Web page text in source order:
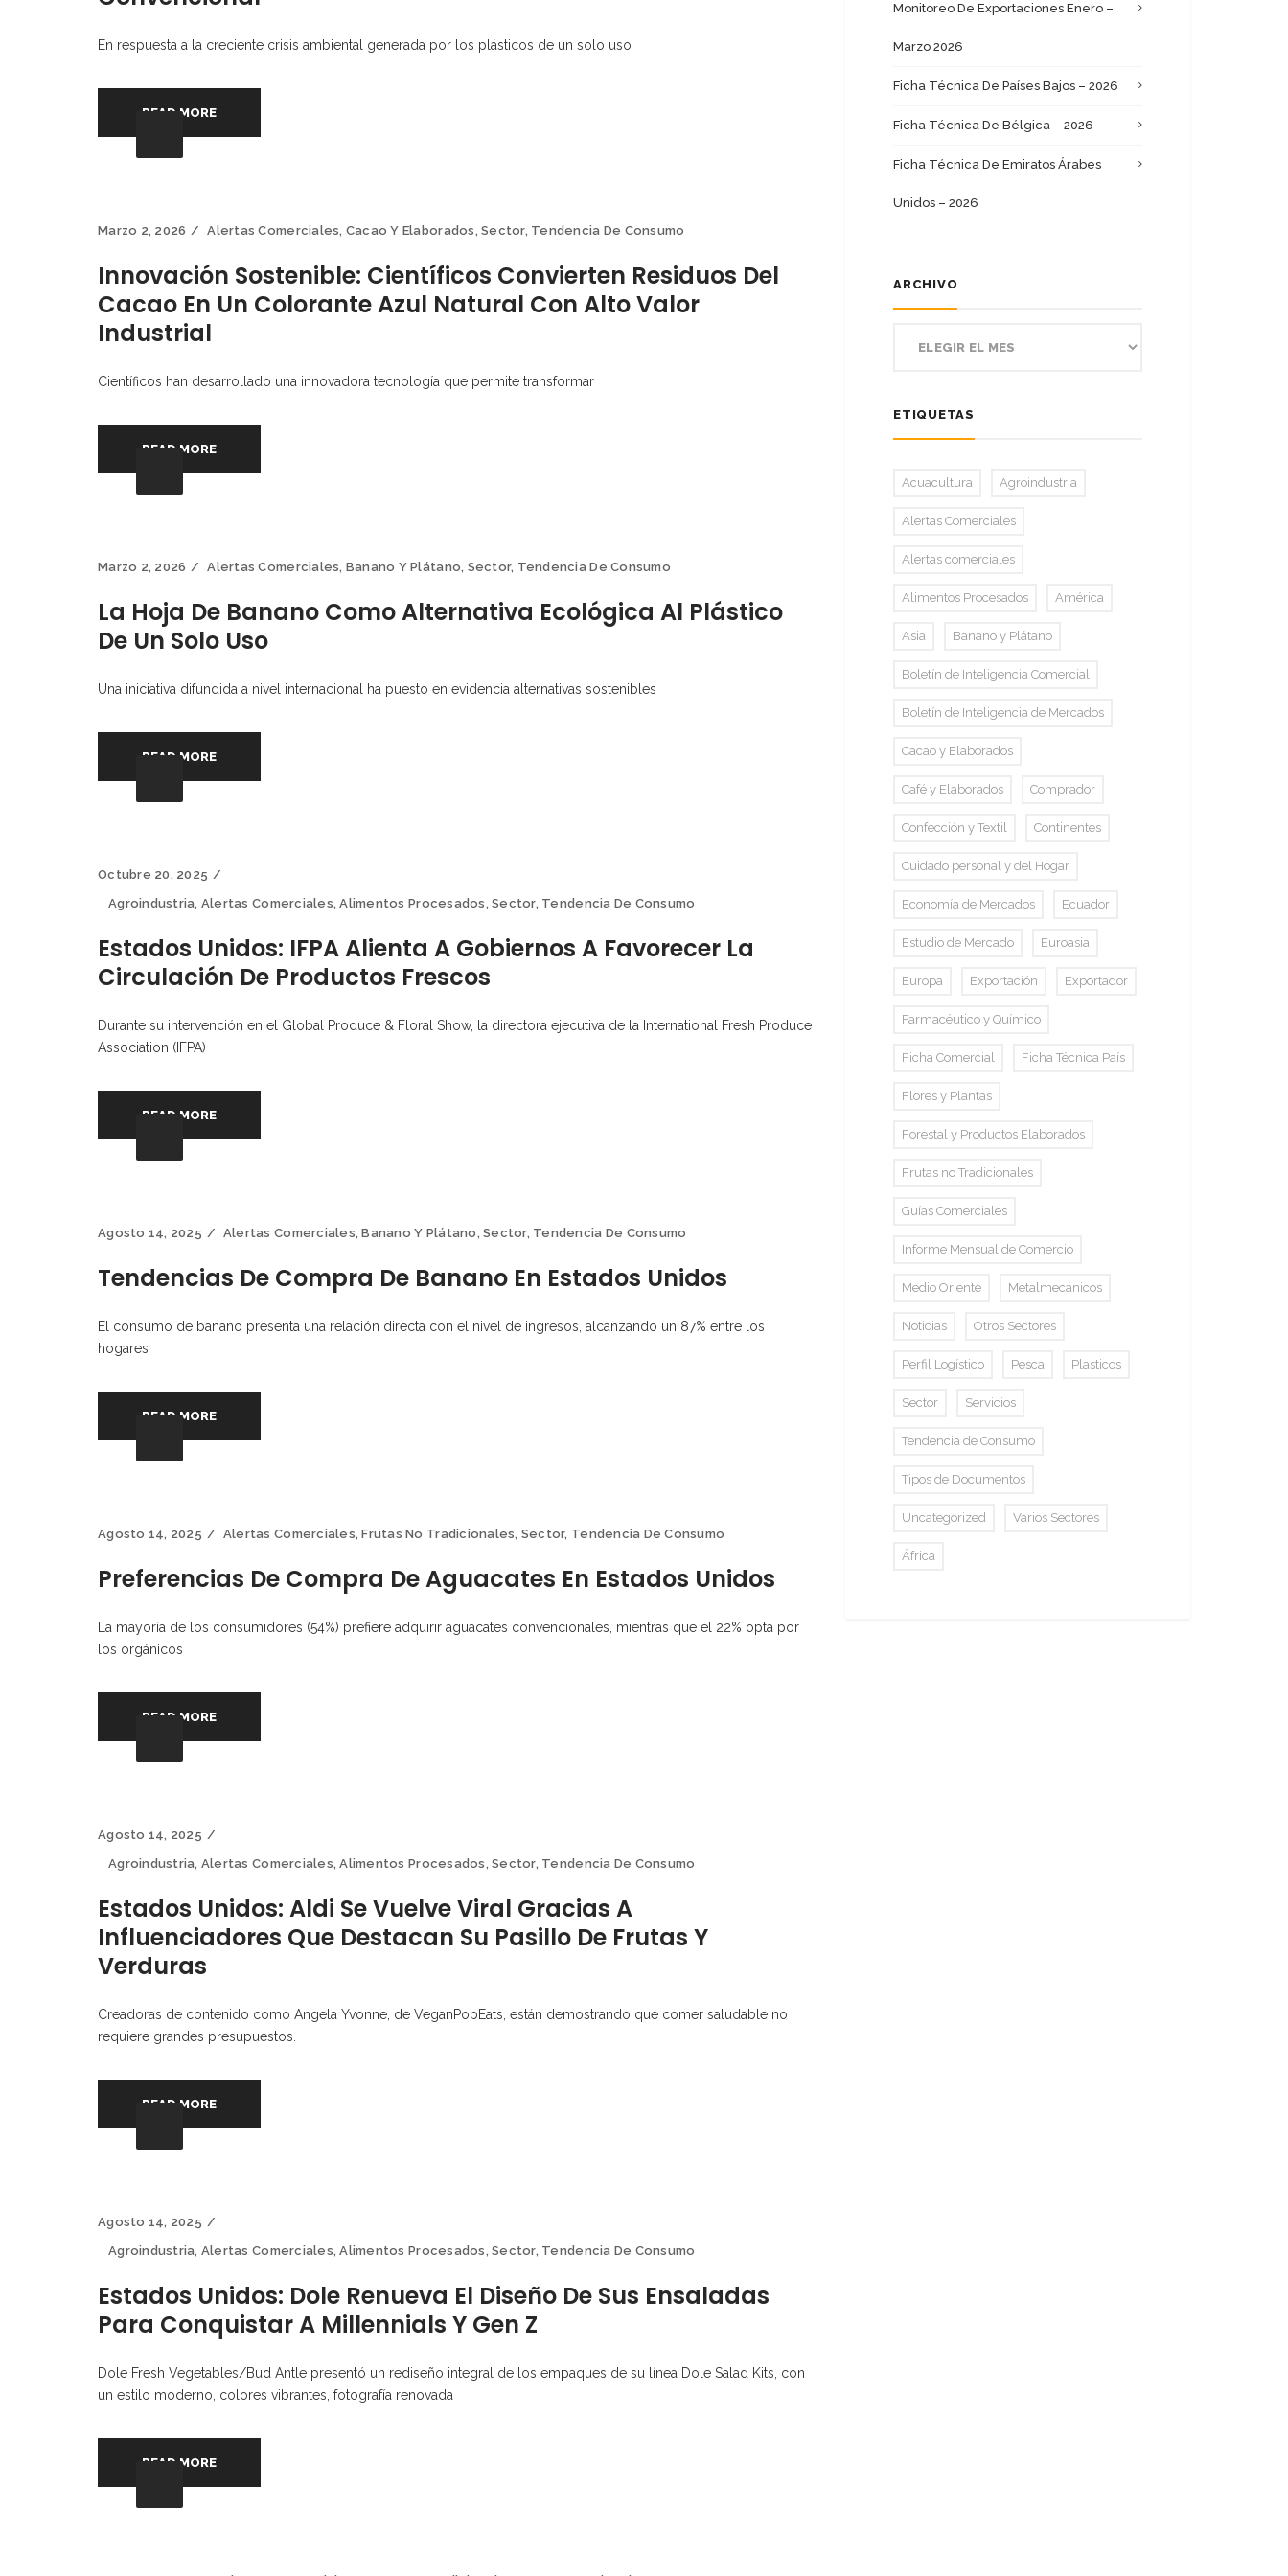
En respuesta a la creciente crisis ambiental generada por los plásticos de un solo uso
READ MORE
Marzo 2, 2026 Alertas Comerciales, Cacao Y Elaborados,Sector, Tendencia De Consumo
Innovación Sostenible: Científicos Convierten Residuos Del
Cacao En Un Colorante Azul Natural Con Alto Valor
Industrial
Científicos han desarrollado una innovadora tecnología que permite transformar
READ MORE
Marzo 2, 2026 Alertas Comerciales, Banano Y Plátano, Sector, Tendencia De Consumo
La Hoja De Banano Como Alternativa Ecológica Al Plástico
De Un Solo Uso
Una iniciativa difundida a nivel internacional ha puesto en evidencia alternativas sostenibles
READ MORE
Octubre 20, 2025
Agroindustria, Alertas Comerciales,Alimentos Procesados,Sector, Tendencia De Consumo
Estados Unidos: IFPA Alienta A Gobiernos A Favorecer La
Circulación De Productos Frescos
Durante su intervención en el Global Produce & Floral Show, la directora ejecutiva de la International Fresh Produce
Association (IFPA)
READ MORE
Agosto 14, 2025 Alertas Comerciales,Banano Y Plátano,Sector, Tendencia De Consumo
Tendencias De Compra De Banano En Estados Unidos
El consumo de banano presenta una relación directa con el nivel de ingresos, alcanzando un 87% entre los
hogares
READ MORE
Agosto 14, 2025 Alertas Comerciales,Frutas No Tradicionales, Sector, Tendencia De Consumo
Preferencias De Compra De Aguacates En Estados Unidos
La mayoría de los consumidores (54%) prefiere adquirir aguacates convencionales, mientras que el 22% opta por
los orgánicos
READ MORE
Agosto 14, 2025
Agroindustria, Alertas Comerciales,Alimentos Procesados,Sector, Tendencia De Consumo
Estados Unidos: Aldi Se Vuelve Viral Gracias A
Influenciadores Que Destacan Su Pasillo De Frutas Y
Verduras
Creadoras de contenido como Angela Yvonne, de VeganPopEats, están demostrando que comer saludable no
requiere grandes presupuestos.
READ MORE
Agosto 14, 2025
Agroindustria, Alertas Comerciales,Alimentos Procesados,Sector, Tendencia De Consumo
Estados Unidos: Dole Renueva El Diseño De Sus Ensaladas
Para Conquistar A Millennials Y Gen Z
Dole Fresh Vegetables/Bud Antle presentó un rediseño integral de los empaques de su línea Dole Salad Kits, con
un estilo moderno, colores vibrantes, fotografía renovada
READ MORE
Monitoreo De Exportaciones Enero –
Marzo 2026
Ficha Técnica De Países Bajos – 2026
Ficha Técnica De Bélgica – 2026
Ficha Técnica De Emiratos Árabes
Unidos – 2026
ARCHIVO
ETIQUETAS
Acuacultura Agroindustria
Alertas Comerciales
Alertas comerciales
Alimentos Procesados América
Asia Banano y Plátano
Boletín de Inteligencia Comercial
Boletín de Inteligencia de Mercados
Cacao y Elaborados
Café y Elaborados Comprador
Confección y Textil Continentes
Cuidado personal y del Hogar
Economía de Mercados Ecuador
Estudio de Mercado Euroasia
Europa Exportación Exportador
Farmacéutico y Químico
Ficha Comercial Ficha Técnica País
Flores y Plantas
Forestal y Productos Elaborados
Frutas no Tradicionales
Guías Comerciales
Informe Mensual de Comercio
Medio Oriente Metalmecánicos
Noticias Otros Sectores
Perfil Logístico Pesca Plasticos
Sector Servicios
Tendencia de Consumo
Tipos de Documentos
Uncategorized Varios Sectores
África